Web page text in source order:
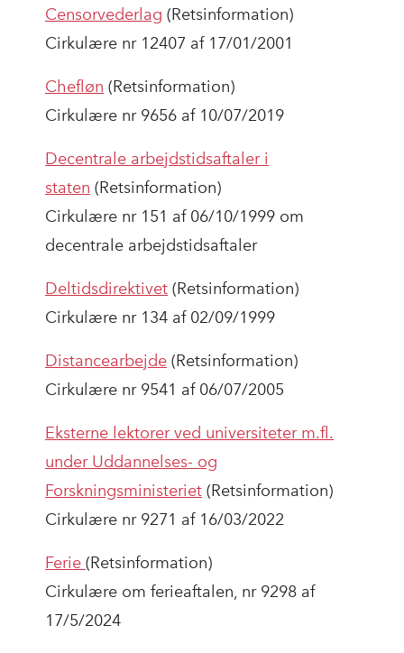
Censorvederlag (Retsinformation)
Cirkulære nr 12407 af 17/01/2001
Chefløn (Retsinformation)
Cirkulære nr 9656 af 10/07/2019
Decentrale arbejdstidsaftaler i
staten (Retsinformation)
Cirkulære nr 151 af 06/10/1999 om
decentrale arbejdstidsaftaler
Deltidsdirektivet (Retsinformation)
Cirkulære nr 134 af 02/09/1999
Distancearbejde (Retsinformation)
Cirkulære nr 9541 af 06/07/2005
Eksterne lektorer ved universiteter m.fl.
under Uddannelses- og
Forskningsministeriet (Retsinformation)
Cirkulære nr 9271 af 16/03/2022
Ferie (Retsinformation)
Cirkulære om ferieaftalen, nr 9298 af
17/5/2024